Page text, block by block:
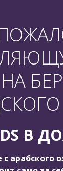
В
арабского